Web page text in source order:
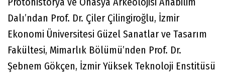
Dalı’ndan Prof. Dr. Çiler Çilingiroğlu, İzmir
Ekonomi Üniversitesi Güzel Sanatlar ve Tasarım
Fakültesi, Mimarlık Bölümü’nden Prof. Dr.
Şebnem Gökçen, İzmir Yüksek Teknoloji Enstitüsü